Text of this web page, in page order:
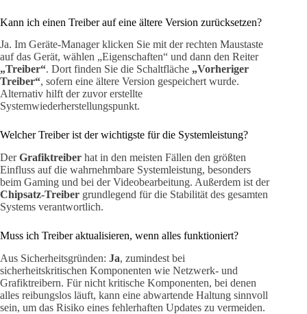
Kann ich einen Treiber auf eine ältere Version zurücksetzen?
Ja. Im Geräte-Manager klicken Sie mit der rechten Maustaste
auf das Gerät, wählen „Eigenschaften“ und dann den Reiter
„Treiber“. Dort finden Sie die Schaltfläche „Vorheriger
Treiber“, sofern eine ältere Version gespeichert wurde.
Alternativ hilft der zuvor erstellte
Systemwiederherstellungspunkt.
Welcher Treiber ist der wichtigste für die Systemleistung?
DerGrafiktreiber hat in den meisten Fällen den größten
Einfluss auf die wahrnehmbare Systemleistung, besonders
beim Gaming und bei der Videobearbeitung. Außerdem ist der
Chipsatz-Treiber grundlegend für die Stabilität des gesamten
Systems verantwortlich.
Muss ich Treiber aktualisieren, wenn alles funktioniert?
Aus Sicherheitsgründen: Ja, zumindest bei
sicherheitskritischen Komponenten wie Netzwerk- und
Grafiktreibern. Für nicht kritische Komponenten, bei denen
alles reibungslos läuft, kann eine abwartende Haltung sinnvoll
sein, um das Risiko eines fehlerhaften Updates zu vermeiden.